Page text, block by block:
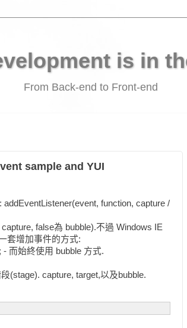
is in
From Back-end to Front-end
sample and YUI
function, capture /
false為 bubble).不過 Windows IE
套增加事件的方式:
而始終使用 bubble 方式.
(stage). capture, target,以及bubble.